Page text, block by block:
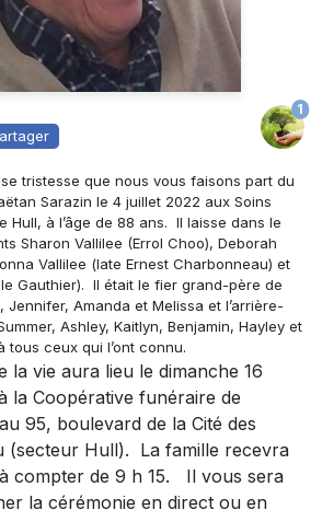
1
tristesse que nous vous faisons part du
Sarazin le 4 juillet 2022 aux Soins
Hull, à l’âge de 88 ans. Il laisse dans le
Sharon Vallilee (Errol Choo), Deborah
Vallilee (late Ernest Charbonneau) et
Gauthier). Il était le fier grand-père de
Jennifer, Amanda et Melissa et l’arrière-
Ashley, Kaitlyn, Benjamin, Hayley et
ceux qui l’ont connu.
la vie aura lieu le dimanche 16
la Coopérative funéraire de
95, boulevard de la Cité des
(secteur Hull). La famille recevra
à compter de 9 h 15. Il vous sera
la cérémonie en direct ou en